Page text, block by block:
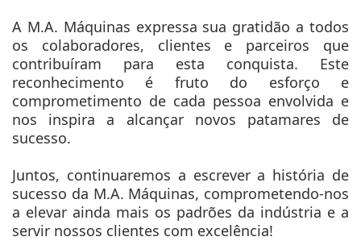
A M.A. Máquinas expressa sua gratidão a todos
os colaboradores, clientes e parceiros que
contribuíram para esta conquista. Este
reconhecimento é fruto do esforço e
comprometimento de cada pessoa envolvida e
nos inspira a alcançar novos patamares de
sucesso.
Juntos, continuaremos a escrever a história de
sucesso da M.A. Máquinas, comprometendo-nos
a elevar ainda mais os padrões da indústria e a
servir nossos clientes com excelência!